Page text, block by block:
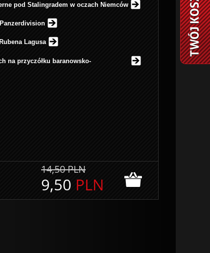
pod Stalingradem w oczach Niemców
Lagusa
na przyczółku baranowsko-
14,50PLN
9,50 PLN